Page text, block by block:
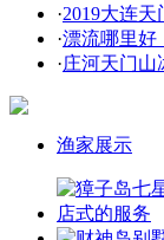
·2019大连
·漂流哪里好
·庄河天门山
渔家展示